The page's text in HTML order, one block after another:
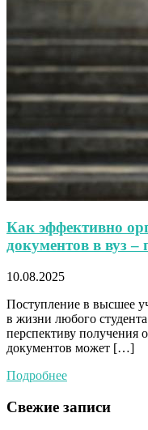
Как эффективно
документов в вуз –
10.08.2025
Поступление в высшее
в жизни любого
перспективу получения
документов может […]
Подробнее
Свежие записи